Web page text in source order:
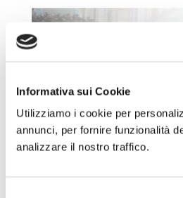
Informativa sui Cookie
Utilizziamo i cookie per
annunci, per fornire funzionalità
analizzare il nostro traffico.